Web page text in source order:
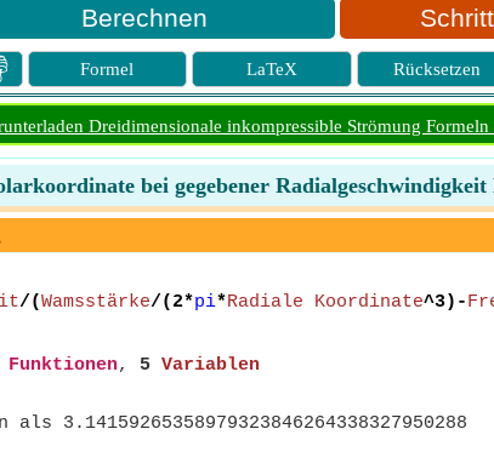
Formel LaTeX Rücksetzen
Dreidimensionale inkompressible Strömung Formeln
bei gegebener Radialgeschwindigkeit
/(Wamsstärke/(2*pi*Radiale Koordinate^3)-
Funktionen, 5 Variablen
3.14159265358979323846264338327950288